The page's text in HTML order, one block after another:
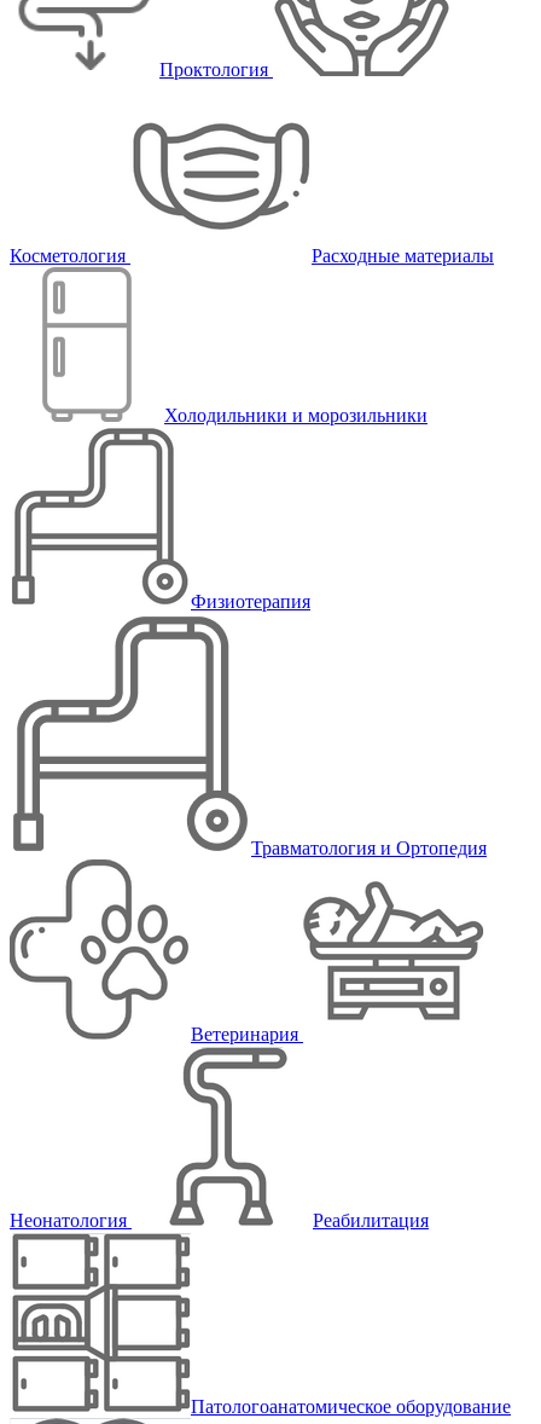
Проктология
Косметология Расходные материалы
Холодильники и морозильники
Физиотерапия
Травматология и Ортопедия
Ветеринария
Неонатология Реабилитация
Патологоанатомическое оборудование